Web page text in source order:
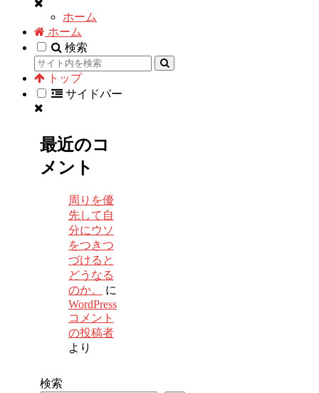
ホーム
ホーム
検索
トップ
サイドバー
最近のコ
メント
周りを優
先して自
分にウソ
をつきつ
づけると
どうなる
のか。
に
WordPress
コメント
の投稿者
より
検索